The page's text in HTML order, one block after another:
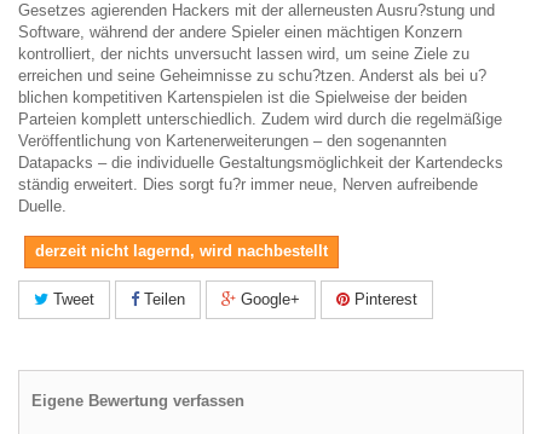
Gesetzes agierenden Hackers mit der allerneusten Ausru?stung und
Software, während der andere Spieler einen mächtigen Konzern
kontrolliert, der nichts unversucht lassen wird, um seine Ziele zu
erreichen und seine Geheimnisse zu schu?tzen. Anderst als bei u?
blichen kompetitiven Kartenspielen ist die Spielweise der beiden
Parteien komplett unterschiedlich. Zudem wird durch die regelmäßige
Veröffentlichung von Kartenerweiterungen – den sogenannten
Datapacks – die individuelle Gestaltungsmöglichkeit der Kartendecks
ständig erweitert. Dies sorgt fu?r immer neue, Nerven aufreibende
Duelle.
derzeit nicht lagernd, wird nachbestellt
Tweet Teilen Google+ Pinterest
Eigene Bewertung verfassen